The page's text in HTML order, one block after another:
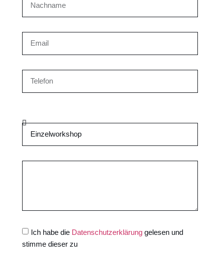
Ich habe die Datenschutzerklärunggelesen und
stimme dieser zu